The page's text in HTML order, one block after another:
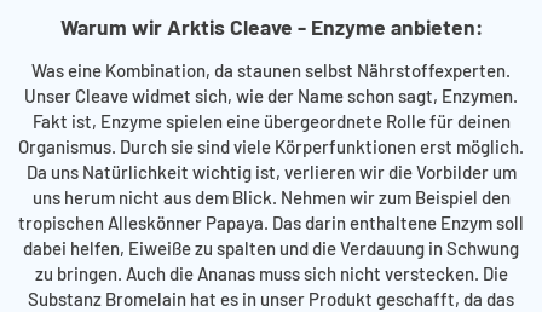
Warum wir Arktis Cleave - Enzyme anbieten:
Was eine Kombination, da staunen selbst Nährstoffexperten.
Unser Cleave widmet sich, wie der Name schon sagt, Enzymen.
Fakt ist, Enzyme spielen eine übergeordnete Rolle für deinen
Organismus. Durch sie sind viele Körperfunktionen erst möglich.
Da uns Natürlichkeit wichtig ist, verlieren wir die Vorbilder um
uns herum nicht aus dem Blick. Nehmen wir zum Beispiel den
tropischen Alleskönner Papaya. Das darin enthaltene Enzym soll
dabei helfen, Eiweiße zu spalten und die Verdauung in Schwung
zu bringen. Auch die Ananas muss sich nicht verstecken. Die
Substanz Bromelain hat es in unser Produkt geschafft, da das